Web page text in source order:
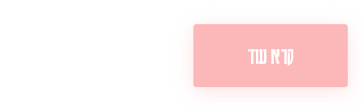
קרא עוד